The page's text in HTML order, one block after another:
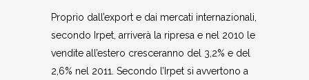
Proprio dall’export e dai mercati internazionali,
secondo Irpet, arriverà la ripresa e nel 2010 le
vendite all’estero cresceranno del 3,2% e del
2,6% nel 2011. Secondo l’Irpet si avvertono a